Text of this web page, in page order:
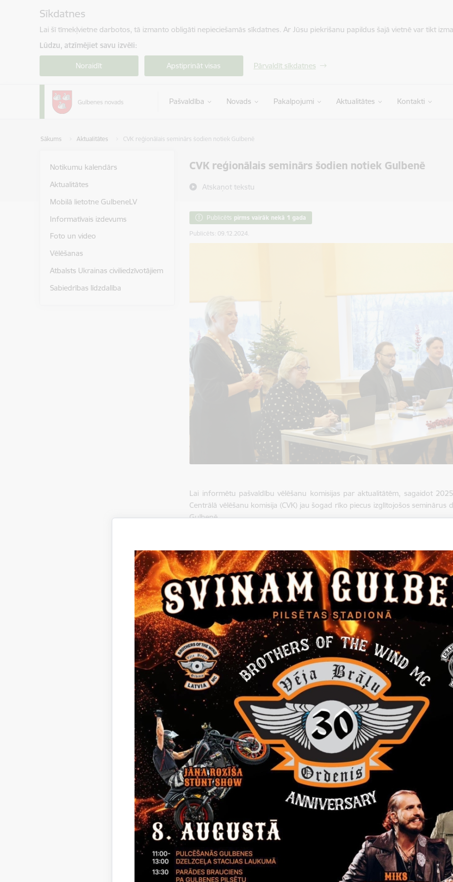
Sīkdatnes
Lai šī tīmekļvietne darbotos, tā izmanto obligāti nepieciešamās sīkdatnes. Ar Jūsu piekrišanu papildus šajā vietnē var tikt
Lūdzu, atzīmējiet savu izvēli:
Noraidīt Apstiprināt visas Pārvaldīt sīkdatnes
Pašvaldība Novads Pakalpojumi Aktualitātes Kontakti
Sākums Aktualitātes CVK reģionālais seminārs šodien notiek Gulbenē
CVK reģionālais seminārs šodien notiek Gulbenē
Atskaņot tekstu
Notikumu kalendārs
Aktualitātes
Mobilā lietotne GulbeneLV
Informatīvais izdevums
Foto un video
Vēlēšanas
Atbalsts Ukrainas civiliedzīvotājiem
Sabiedrības līdzdalība
Publicēts pirms vairāk nekā 1 gada
Publicēts: 09.12.2024.
Lai informētu pašvaldību vēlēšanu komisijas par aktualitātēm, sagaidot
Centrālā vēlēšanu komisija (CVK) jau šogad rīko piecus izglītojošos seminārus
Gulbenē.
Kā informēts Centrālās vēlēšanu komisijas mājaslapā, šādi semināri tiek
pašvaldību vēlēšanām Latvijā vēlēšanu rīkošanā tiek ieviesti būtiski jauninājumi.
Pašvaldību pārstāvji semināros tiek informēti par jaunajām vēlēšanu zīmēm
2025. gada pašvaldību vēlēšanām. Tiks mainīts vēlēšanu zīmju vizuālais
Galvenās izmaiņas skars tos vēlētājus, kuri vēlēsies kādu no
kandidātiem izvēlētajā sarakstā paust negatīvu attieksmi. Līdz šim bija
balsotājs īpaši atbalsta, varēja atzīmēt ar “+” zīmi, bet nevēlamos – vienkārši
zīmes modelim, līdzās katra kandidāta vārdam būs divi dažādu krāsu lauciņi,
krāsoto lauciņu, ja īpaši atbalstīs kādu kandidātu, vai arī aizkrāsot otru –
kandidāts šķitīs nepieņemams. Jauno vēlēšanu zīmju aizpildīšanas
katrā vēlēšanu nodalījumā. Šāda vēlēšanu zīmes modeļa maiņa
skaitīšanu turpmākajās vēlēšanās, kā arī tautas nobalsošanās. Respektīvi,
izmantotas gan 2025.gadā gaidāmajās pašvaldību vēlēšanās, gan
Parlamenta vēlēšanās, kas notiks 2029.gadā. Vēlēšanu nodrošināšanai
skeneris, un iegādātā tehnika tiks nodota pašvaldībām.
Tāpat pašvaldību pārstāvji tiek informēti par iespējām organizēt izbraukuma
iespējami tuvāk vēlētājiem, kā arī organizēt iecirkņu dalīšanu, respektīvi,
divās dažādās vienas pašvaldības adresēs.
CVK ir apstiprinājusi “Izbraukuma balsošanas instrukciju”, nosakot, ka, lai
organizāciju, un nodrošinātu balsošanas iespējas tuvāk vēlētāju atrašanās
lemt par vēlēšanu iecirkņa darba organizēšanu papildus izbraukuma
var organizēt telpās, kas ir iekārtotas atbilstoši normatīvajos aktos
aizklātību, vēlēšanu telpas un vēlēšanu materiālu drošību, nepieciešamo
aizsardzības prasības. Īpaši aktuāli tas ir vēlēšanu iecirkņos, kur pēdējās
vēlētāji.